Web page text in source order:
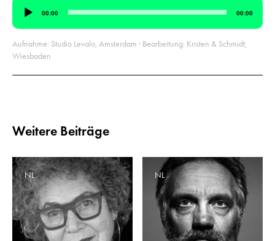
Audio-
Player
00:00 00:00
Aufnahme: Studio Levalo, Amsterdam · Bearbeitung: Kristen & Schmidt,
Wiesbaden
Weitere Beiträge
NL NL